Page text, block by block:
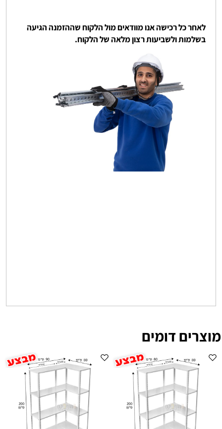
לאחר כל רכישה אנו מוודאים מול הלקוח שההזמנה הגיעה
בשלמות ולשביעות רצון מלאה של הלקוח.
מוצרים דומים